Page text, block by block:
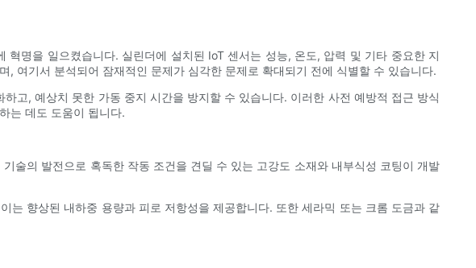
명을 일으켰습니다. 실린더에 설치된 IoT 센서는 성능, 온도, 압력 및 기타 중요한 지
여기서 분석되어 잠재적인 문제가 심각한 문제로 확대되기 전에 식별할 수 있습니다.
고, 예상치 못한 가동 중지 시간을 방지할 수 있습니다. 이러한 사전 예방적 접근 방식
는 데도 도움이 됩니다.
술의 발전으로 혹독한 작동 조건을 견딜 수 있는 고강도 소재와 내부식성 코팅이 개발
향상된 내하중 용량과 피로 저항성을 제공합니다. 또한 세라믹 또는 크롬 도금과 같